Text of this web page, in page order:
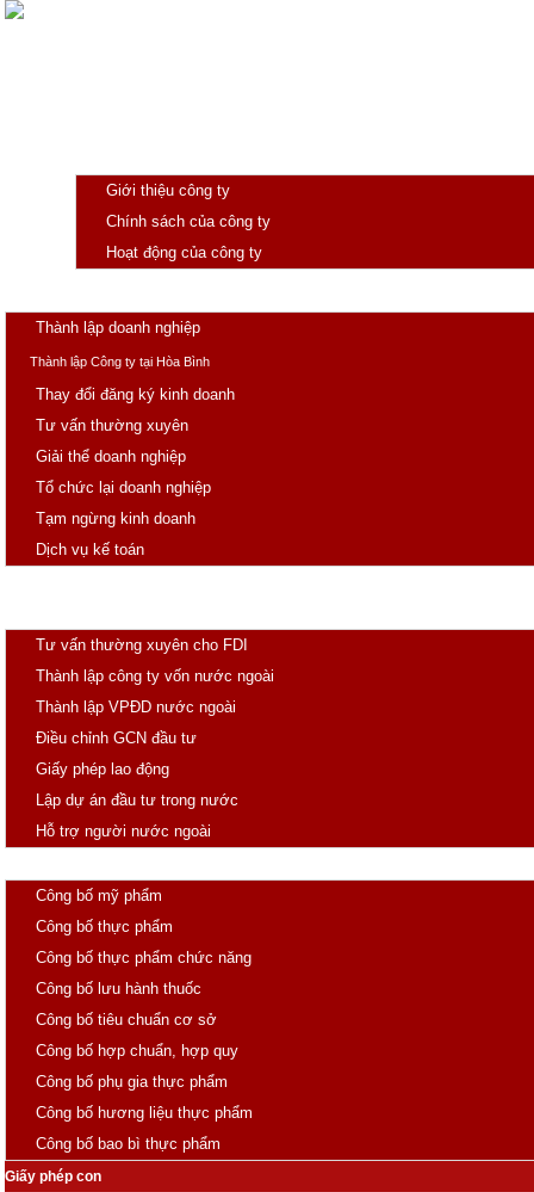
Giới thiệu công ty
Chính sách của công ty
Hoạt động của công ty
Thành lập doanh nghiệp
Thành lập Công ty tại Hòa Bình
Thay đổi đăng ký kinh doanh
Tư vấn thường xuyên
Giải thể doanh nghiệp
Tổ chức lại doanh nghiệp
Tạm ngừng kinh doanh
Dịch vụ kế toán
Tư vấn thường xuyên cho FDI
Thành lập công ty vốn nước ngoài
Thành lập VPĐD nước ngoài
Điều chỉnh GCN đầu tư
Giấy phép lao động
Lập dự án đầu tư trong nước
Hỗ trợ người nước ngoài
Công bố mỹ phẩm
Công bố thực phẩm
Công bố thực phẩm chức năng
Công bố lưu hành thuốc
Công bố tiêu chuẩn cơ sở
Công bố hợp chuẩn, hợp quy
Công bố phụ gia thực phẩm
Công bố hương liệu thực phẩm
Công bố bao bì thực phẩm
Giấy phép con